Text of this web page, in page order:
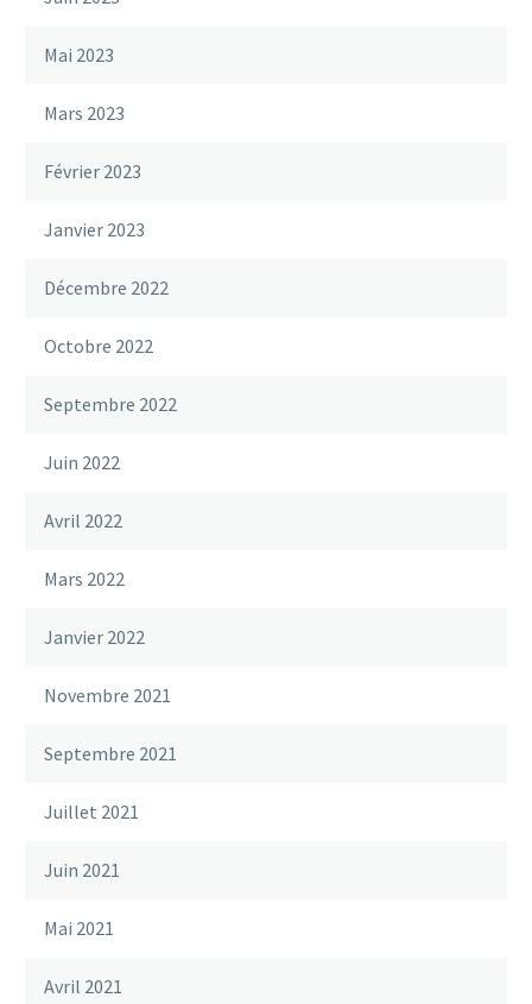
Mai 2023
Mars 2023
Février 2023
Janvier 2023
Décembre 2022
Octobre 2022
Septembre 2022
Juin 2022
Avril 2022
Mars 2022
Janvier 2022
Novembre 2021
Septembre 2021
Juillet 2021
Juin 2021
Mai 2021
Avril 2021